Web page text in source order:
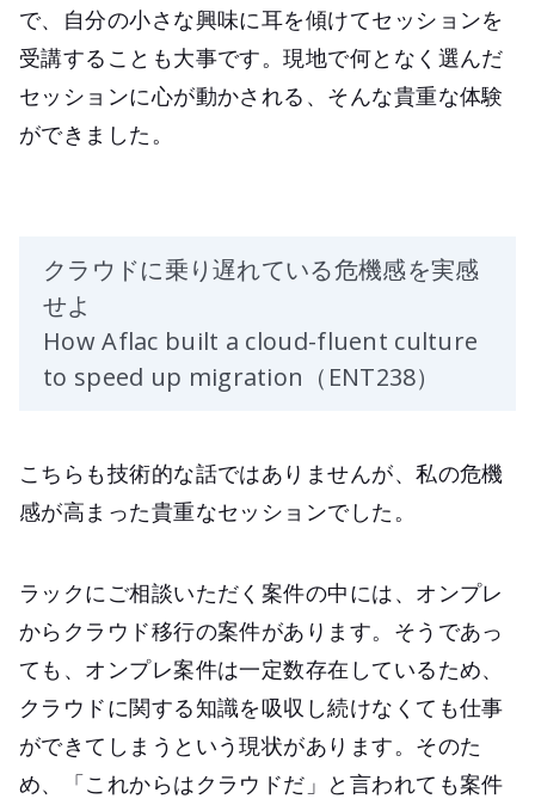
で、自分の小さな興味に耳を傾けてセッションを
受講することも大事です。現地で何となく選んだ
セッションに心が動かされる、そんな貴重な体験
ができました。
クラウドに乗り遅れている危機感を実感
せよ
How Aflac built a cloud-fluent culture
to speed up migration（ENT238）
こちらも技術的な話ではありませんが、私の危機
感が高まった貴重なセッションでした。
ラックにご相談いただく案件の中には、オンプレ
からクラウド移行の案件があります。そうであっ
ても、オンプレ案件は一定数存在しているため、
クラウドに関する知識を吸収し続けなくても仕事
ができてしまうという現状があります。そのた
め、「これからはクラウドだ」と言われても案件